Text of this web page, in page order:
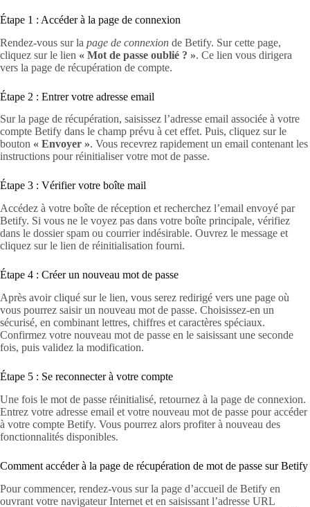
Étape 1 : Accéder à la page de connexion
Rendez-vous sur la page de connexion de Betify. Sur cette page,
cliquez sur le lien « Mot de passe oublié ? ». Ce lien vous dirigera
vers la page de récupération de compte.
Étape 2 : Entrer votre adresse email
Sur la page de récupération, saisissez l’adresse email associée à votre
compte Betify dans le champ prévu à cet effet. Puis, cliquez sur le
bouton « Envoyer ». Vous recevrez rapidement un email contenant les
instructions pour réinitialiser votre mot de passe.
Étape 3 : Vérifier votre boîte mail
Accédez à votre boîte de réception et recherchez l’email envoyé par
Betify. Si vous ne le voyez pas dans votre boîte principale, vérifiez
dans le dossier spam ou courrier indésirable. Ouvrez le message et
cliquez sur le lien de réinitialisation fourni.
Étape 4 : Créer un nouveau mot de passe
Après avoir cliqué sur le lien, vous serez redirigé vers une page où
vous pourrez saisir un nouveau mot de passe. Choisissez-en un
sécurisé, en combinant lettres, chiffres et caractères spéciaux.
Confirmez votre nouveau mot de passe en le saisissant une seconde
fois, puis validez la modification.
Étape 5 : Se reconnecter à votre compte
Une fois le mot de passe réinitialisé, retournez à la page de connexion.
Entrez votre adresse email et votre nouveau mot de passe pour accéder
à votre compte Betify. Vous pourrez alors profiter à nouveau des
fonctionnalités disponibles.
Comment accéder à la page de récupération de mot de passe sur Betify
Pour commencer, rendez-vous sur la page d’accueil de Betify en
ouvrant votre navigateur Internet et en saisissant l’adresse URL